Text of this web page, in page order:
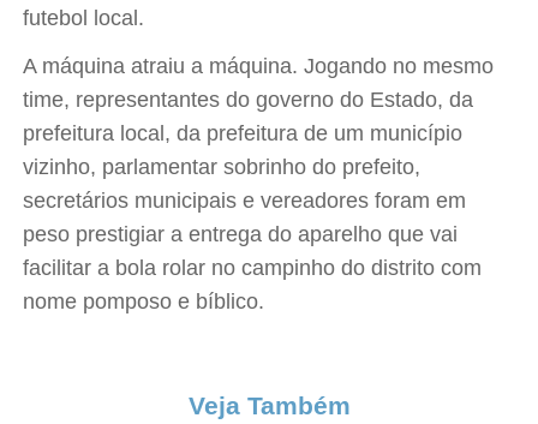
futebol local.
A máquina atraiu a máquina. Jogando no mesmo
time, representantes do governo do Estado, da
prefeitura local, da prefeitura de um município
vizinho, parlamentar sobrinho do prefeito,
secretários municipais e vereadores foram em
peso prestigiar a entrega do aparelho que vai
facilitar a bola rolar no campinho do distrito com
nome pomposo e bíblico.
Veja Também